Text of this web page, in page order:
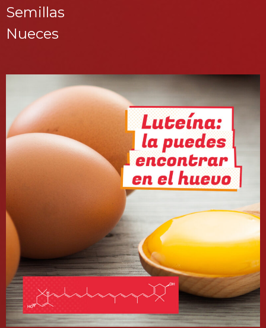
Semillas
Nueces